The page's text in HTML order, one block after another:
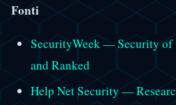
Fonti
SecurityWeek — Security of
and Ranked
Help Net Security —